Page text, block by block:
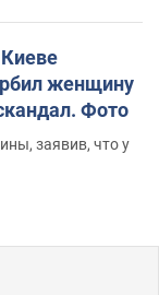
женщину
Фото
заявив, что у